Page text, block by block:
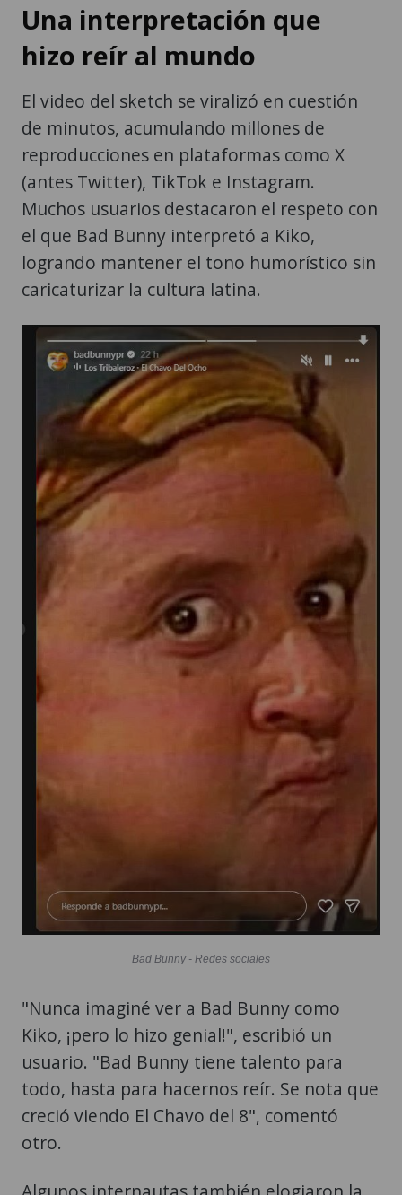
Una interpretación que
hizo reír al mundo
El video del sketch se viralizó en cuestión
de minutos, acumulando millones de
reproducciones en plataformas como X
(antes Twitter), TikTok e Instagram.
Muchos usuarios destacaron el respeto con
el que Bad Bunny interpretó a Kiko,
logrando mantener el tono humorístico sin
caricaturizar la cultura latina.
Bad Bunny - Redes sociales
"Nunca imaginé ver a Bad Bunny como
Kiko, ¡pero lo hizo genial!", escribió un
usuario. "Bad Bunny tiene talento para
todo, hasta para hacernos reír. Se nota que
creció viendo El Chavo del 8", comentó
otro.